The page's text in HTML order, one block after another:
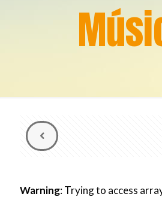
Warning: Trying to access